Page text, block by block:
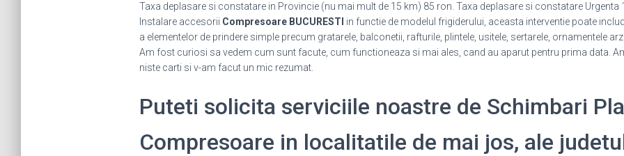
Taxa deplasare si constatare in Provincie (nu mai mult de 15 km) 85 ron. Taxa deplasare si constatare Urgenta
Instalare accesorii Compresoare BUCURESTI in functie de modelul frigiderului, aceasta interventie poate
a elementelor de prindere simple precum gratarele, balconetii, rafturile, plintele, usitele, sertarele, ornamentele
Am fost curiosi sa vedem cum sunt facute, cum functioneaza si mai ales, cand au aparut pentru prima data.
niste carti si v-am facut un mic rezumat.
Puteti solicita serviciile noastre de Schimbari
Compresoare in localitatile de mai jos, ale